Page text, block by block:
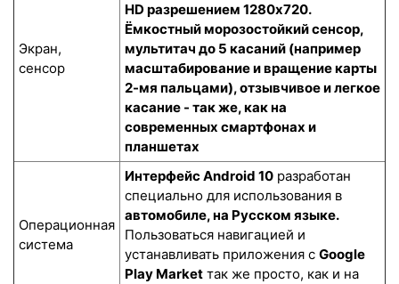
Экран,
сенсор
HD разрешением 1280x720.
Ёмкостный морозостойкий сенсор,
мультитач до 5 касаний (например
масштабирование и вращение карты
2-мя пальцами), отзывчивое и легкое
касание - так же, как на
современных смартфонах и
планшетах
Операционная
система
Интерфейс Android 10 разработан
специально для использования в
автомобиле, на Русском языке.
Пользоваться навигацией и
устанавливать приложения с Google
Play Market так же просто, как и на